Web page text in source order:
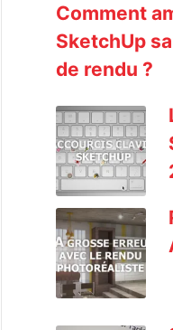
Comment
SketchUp
de rendu ?